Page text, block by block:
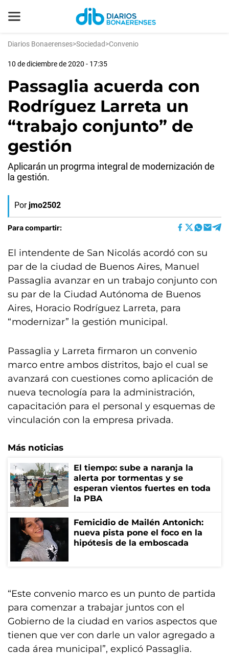
Diarios Bonaerenses>Sociedad>Convenio
10 de diciembre de 2020 - 17:35
Passaglia acuerda con
Rodríguez Larreta un
“trabajo conjunto” de
gestión
Aplicarán un progrma integral de modernización de
la gestión.
Por jmo2502
Para compartir:
El intendente de San Nicolás acordó con su
par de la ciudad de Buenos Aires, Manuel
Passaglia avanzar en un trabajo conjunto con
su par de la Ciudad Autónoma de Buenos
Aires, Horacio Rodríguez Larreta, para
“modernizar” la gestión municipal.
Passaglia y Larreta firmaron un convenio
marco entre ambos distritos, bajo el cual se
avanzará con cuestiones como aplicación de
nueva tecnología para la administración,
capacitación para el personal y esquemas de
vinculación con la empresa privada.
Más noticias
El tiempo: sube a naranja la
alerta por tormentas y se
esperan vientos fuertes en toda
la PBA
Femicidio de Mailén Antonich:
nueva pista pone el foco en la
hipótesis de la emboscada
“Este convenio marco es un punto de partida
para comenzar a trabajar juntos con el
Gobierno de la ciudad en varios aspectos que
tienen que ver con darle un valor agregado a
cada área municipal”, explicó Passaglia.